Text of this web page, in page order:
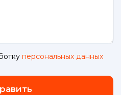
персональных данных